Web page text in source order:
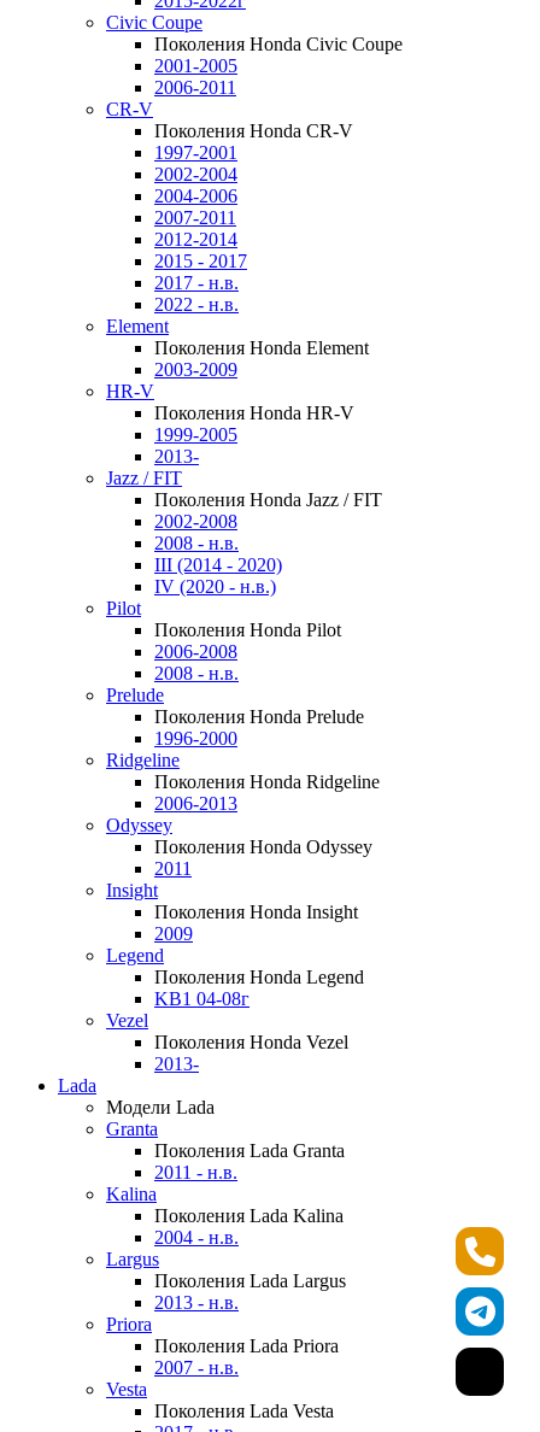
Civic Coupe
Поколения Honda Civic Coupe
2001-2005
2006-2011
CR-V
Поколения Honda CR-V
1997-2001
2002-2004
2004-2006
2007-2011
2012-2014
2015 - 2017
2017 - н.в.
2022 - н.в.
Element
Поколения Honda Element
2003-2009
HR-V
Поколения Honda HR-V
1999-2005
2013-
Jazz / FIT
Поколения Honda Jazz / FIT
2002-2008
2008 - н.в.
III (2014 - 2020)
IV (2020 - н.в.)
Pilot
Поколения Honda Pilot
2006-2008
2008 - н.в.
Prelude
Поколения Honda Prelude
1996-2000
Ridgeline
Поколения Honda Ridgeline
2006-2013
Odyssey
Поколения Honda Odyssey
2011
Insight
Поколения Honda Insight
2009
Legend
Поколения Honda Legend
KB1 04-08г
Vezel
Поколения Honda Vezel
2013-
Lada
Модели Lada
Granta
Поколения Lada Granta
2011 - н.в.
Kalina
Поколения Lada Kalina
2004 - н.в.
Largus
Поколения Lada Largus
2013 - н.в.
Priora
Поколения Lada Priora
2007 - н.в.
Vesta
Поколения Lada Vesta